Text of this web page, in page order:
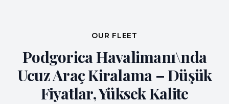
OUR FLEET
Podgorica Havalimanı\nda
Ucuz Araç Kiralama – Düşük
Fiyatlar, Yüksek Kalite